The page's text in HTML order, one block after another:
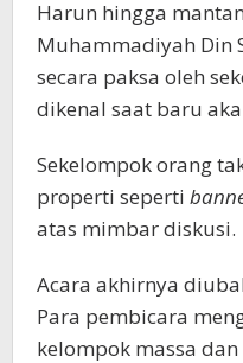
Harun hingga
Muhammadiyah Din
secara paksa oleh
dikenal saat baru
Sekelompok orang
properti seperti
atas mimbar diskusi.
Acara akhirnya
Para pembicara
kelompok massa